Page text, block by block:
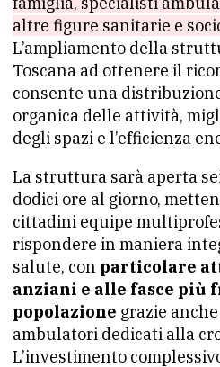
altre figure sanitarie e
L’ampliamento della
Toscana ad ottenere il
consente una
organica delle attività,
degli spazi e l’efficienza
La struttura sarà aperta
dodici ore al giorno,
cittadini equipe
rispondere in maniera
salute, con particolare
anziani e alle fasce più
popolazione grazie
ambulatori dedicati alla
L’investimento